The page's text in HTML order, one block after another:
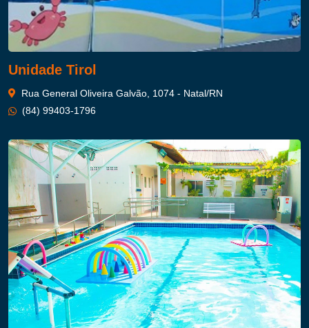
Unidade Tirol
Rua General Oliveira Galvão, 1074 - Natal/RN
(84) 99403-1796